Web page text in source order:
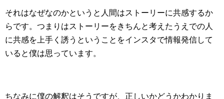
それはなぜなのかというと人間はストーリーに共感するか
らです。つまりはストーリーをきちんと考えたうえでの人
に共感を上手く誘うということをインスタで情報発信して
いると僕は思っています。
ちなみに僕の解釈はそうですが、正しいかどうかわかりま